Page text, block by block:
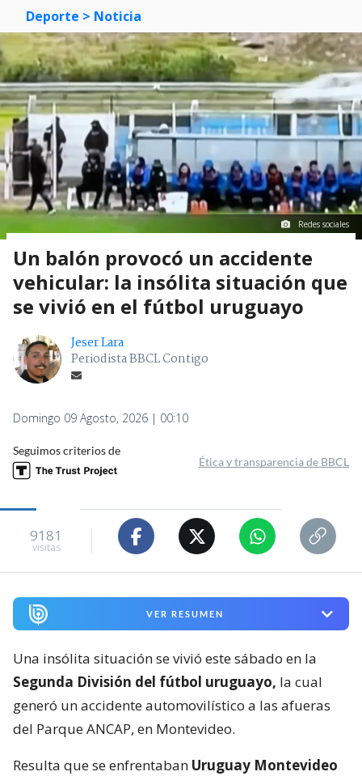
Deporte > Noticia
Redes sociales
Un balón provocó un accidente
vehicular: la insólita situación que
se vivió en el fútbol uruguayo
Jeser Lara
Periodista BBCL Contigo
Domingo 09 Agosto, 2026 | 00:10
Seguimos criterios de
Ética y transparencia de BBCL
9181
visitas
VER RESUMEN
Una insólita situación se vivió este sábado en la
Segunda División del fútbol uruguayo, la cual
generó un accidente automovilístico a las afueras
del Parque ANCAP, en Montevideo.
Resulta que se enfrentaban Uruguay Montevideo